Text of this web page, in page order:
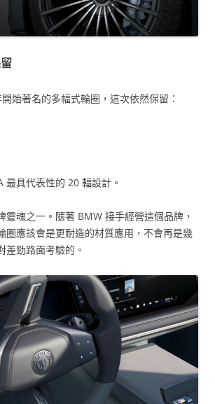
始著名的多幅式輪圈，這次依然保留：
最具代表性的 20 輻設計。
靈魂之一。隨著 BMW 接手經營這個品牌，
圈應該會是更耐造的材質應用，不會再是幾
差勁路面考驗的。